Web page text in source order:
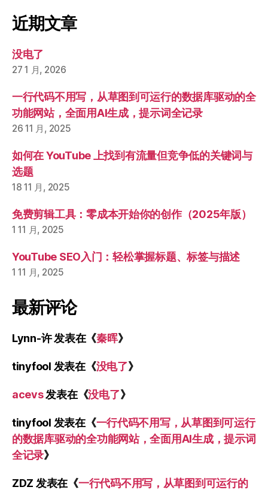
近期文章
没电了
27 1 月, 2026
一行代码不用写，从草图到可运行的数据库驱动的全
功能网站，全面用AI生成，提示词全记录
26 11 月, 2025
如何在 YouTube 上找到有流量但竞争低的关键词与
选题
18 11 月, 2025
免费剪辑工具：零成本开始你的创作（2025年版）
1 11 月, 2025
YouTube SEO入门：轻松掌握标题、标签与描述
1 11 月, 2025
最新评论
Lynn-许发表在《秦晖》
tinyfool 发表在《没电了》
acevs发表在《没电了》
tinyfool 发表在《一行代码不用写，从草图到可运行
的数据库驱动的全功能网站，全面用AI生成，提示词
全记录》
ZDZ 发表在《一行代码不用写，从草图到可运行的